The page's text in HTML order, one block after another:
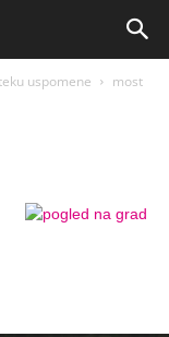
uspomene
most